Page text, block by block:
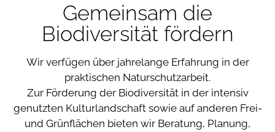
Gemeinsam die
Biodiversität fördern
Wir verfügen über jahrelange Erfahrung in der
praktischen Naturschutzarbeit.
Zur Förderung der Biodiversität in der intensiv
genutzten Kulturlandschaft sowie auf anderen Frei-
und Grünflächen bieten wir Beratung, Planung,